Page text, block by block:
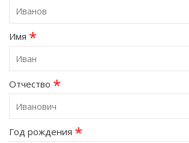
Имя *
Отчество *
Год рождения *